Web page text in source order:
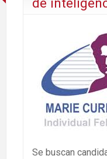
de
Se buscan